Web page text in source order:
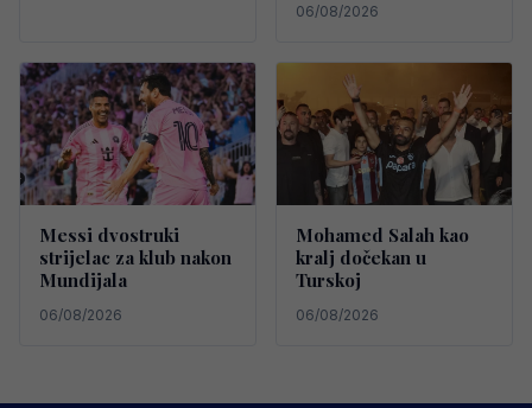
06/08/2026
Messi dvostruki
strijelac za klub nakon
Mundijala
06/08/2026
Mohamed Salah kao
kralj dočekan u
Turskoj
06/08/2026